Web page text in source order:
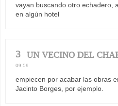
vayan buscando otro echadero,
en algún hotel
3 UN VECINO DEL
09:59
empiecen por acabar las obras
Jacinto Borges, por ejemplo.